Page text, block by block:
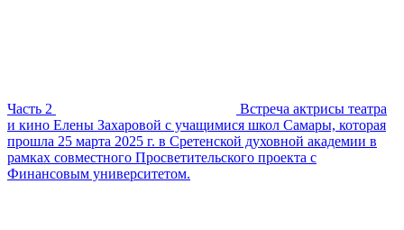
Часть 2
Встреча актрисы театра
и кино Елены Захаровой с учащимися школ Самары, которая
прошла 25 марта 2025 г. в Сретенской духовной академии в
рамках совместного Просветительского проекта с
Финансовым университетом.